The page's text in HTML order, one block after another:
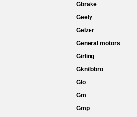
Gbrake
Geely
Gelzer
General motors
Girling
Gkn/lobro
Glo
Gm
Gmp